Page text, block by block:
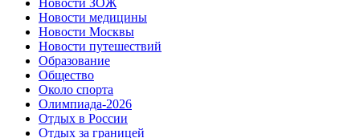
Новости медицины
Новости Москвы
Новости путешествий
Образование
Общество
Около спорта
Олимпиада-2026
Отдых в России
Отдых за границей